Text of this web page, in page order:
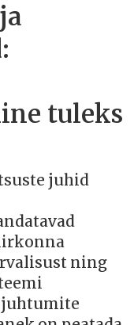
tuleks
juhid
ning